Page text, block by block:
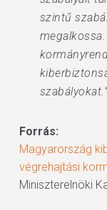
szintű
Forrás:
Magyarország
végrehajtási
Miniszterelnöki